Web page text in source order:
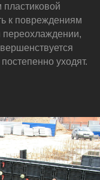
пластиковой
к повреждениям
уходят.